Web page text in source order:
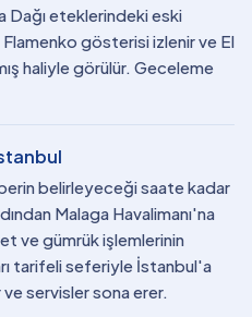
Dağı eteklerindeki eski
gösterisi izlenir ve El
haliyle görülür. Geceleme
belirleyeceği saate kadar
Malaga Havalimanı'na
ve gümrük işlemlerinin
tarifeli seferiyle İstanbul'a
servisler sona erer.